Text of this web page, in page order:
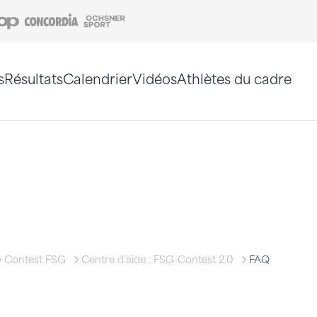
Coop Concordia
RésultatsCalendrierVidéosAthlètes du cadre
Contest FSG Centre d’aide : FSG-Contest 2.0 FAQ